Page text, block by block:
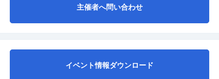
主催者へ問い合わせ
イベント情報ダウンロード